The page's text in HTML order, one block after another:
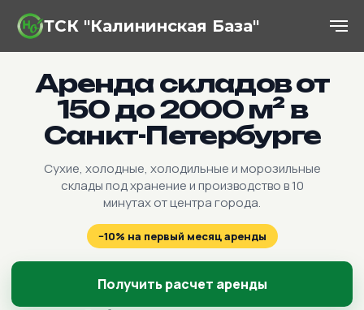
ТСК "Калининская База"
Склады в Санкт-Петербурге
Аренда складов от
150 до 2000 м² в
Санкт-Петербурге
Сухие, холодные, холодильные и морозильные
склады под хранение и производство в 10
минутах от центра города.
−10% на первый месяц аренды
Получить расчет аренды